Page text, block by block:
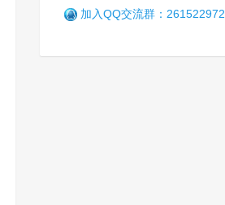
加入QQ交流群：261522972